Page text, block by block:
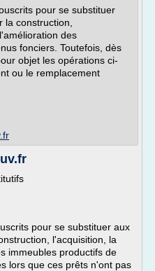
pour se substituer
construction,
des
fonciers. Toutefois, dès
objet les opérations ci-
ou le remplacement
pour se substituer aux
l'acquisition, la
immeubles productifs de
lors que ces prêts n'ont pas